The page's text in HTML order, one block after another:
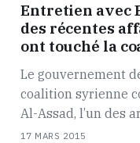
Entretien avec
des récentes
ont touché la
Le gouvernement
coalition syrienne
Al-Assad, l’un des
17 MARS 2015